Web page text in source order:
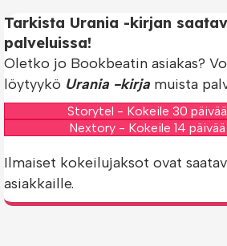
Tarkista Urania -kirjan
palveluissa!
Oletko jo Bookbeatin asiakas?
löytyykö Urania -kirja muista
Storytel - Kokeile 30
Nextory - Kokeile 14
Ilmaiset kokeilujaksot ovat
asiakkaille.